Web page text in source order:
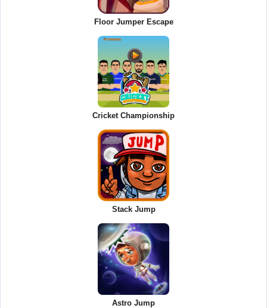
Floor Jumper Escape
Cricket Championship
Stack Jump
Astro Jump